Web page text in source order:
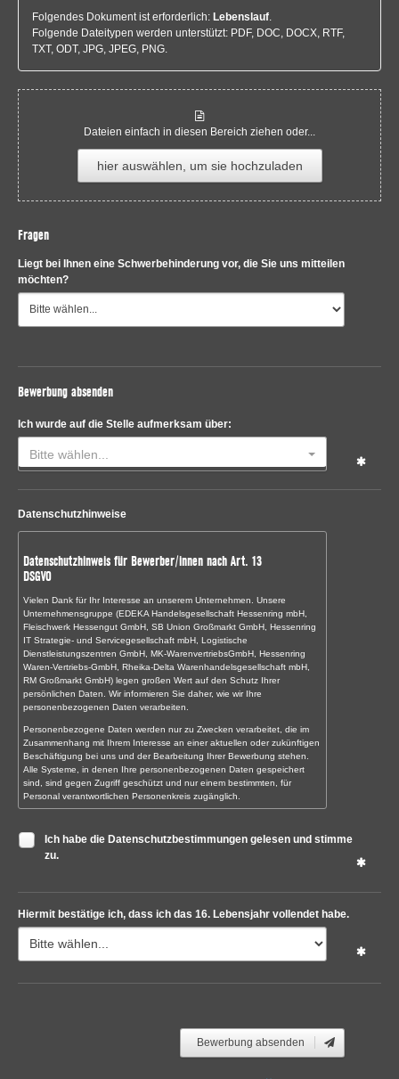
Folgendes Dokument ist erforderlich: Lebenslauf.
Folgende Dateitypen werden unterstützt: PDF, DOC, DOCX, RTF,
TXT, ODT, JPG, JPEG, PNG.
Dateien einfach in diesen Bereich ziehen oder...
hier auswählen, um sie hochzuladen
Fragen
Liegt bei Ihnen eine Schwerbehinderung vor, die Sie uns mitteilen
möchten?
Bewerbung absenden
Ich wurde auf die Stelle aufmerksam über:
Bitte wählen...
Datenschutzhinweise
Datenschutzhinweis für Bewerber/innen nach Art. 13
DSGVO
Vielen Dank für Ihr Interesse an unserem Unternehmen. Unsere
Unternehmensgruppe (EDEKA Handelsgesellschaft Hessenring mbH,
Fleischwerk Hessengut GmbH, SB Union Großmarkt GmbH, Hessenring
IT Strategie- und Servicegesellschaft mbH, Logistische
Dienstleistungszentren GmbH, MK-WarenvertriebsGmbH, Hessenring
Waren-Vertriebs-GmbH, Rheika-Delta Warenhandelsgesellschaft mbH,
RM Großmarkt GmbH) legen großen Wert auf den Schutz Ihrer
persönlichen Daten. Wir informieren Sie daher, wie wir Ihre
personenbezogenen Daten verarbeiten.
Personenbezogene Daten werden nur zu Zwecken verarbeitet, die im
Zusammenhang mit Ihrem Interesse an einer aktuellen oder zukünftigen
Beschäftigung bei uns und der Bearbeitung Ihrer Bewerbung stehen.
Alle Systeme, in denen Ihre personenbezogenen Daten gespeichert
sind, sind gegen Zugriff geschützt und nur einem bestimmten, für
Personal verantwortlichen Personenkreis zugänglich.
SB Union Großmarkt GmbH
Datenschutzbeauftragter:
ist zu erreichen unter:
Datenschutzbeauftragter
Ich habe die Datenschutzbestimmungen gelesen und stimme
zu.
Hiermit bestätige ich, dass ich das 16. Lebensjahr vollendet habe.
Bewerbung absenden